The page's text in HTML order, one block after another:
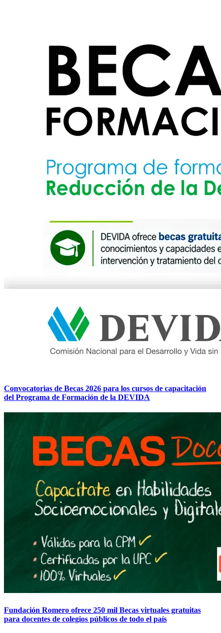
Convocatorias de Becas 2026 para los cursos de capacitación
del Programa de Formación de la DEVIDA
Fundación Romero ofrece 250 mil Becas virtuales gratuitas
para docentes de colegios públicos de todo el país